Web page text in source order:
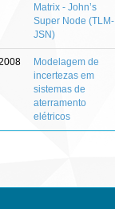
Matrix - John’s
Super Node (TLM-
JSN)
Modelagem de
incertezas em
sistemas de
aterramento
elétricos